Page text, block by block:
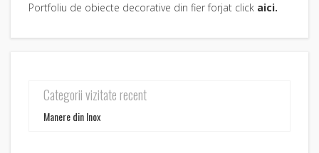
Portfoliu de obiecte decorative din fier forjat click aici.
Categorii vizitate recent
Manere din Inox